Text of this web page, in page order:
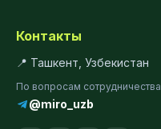
Контакты
📍 Ташкент, Узбекистан
По вопросам сотрудничества
@miro_uzb